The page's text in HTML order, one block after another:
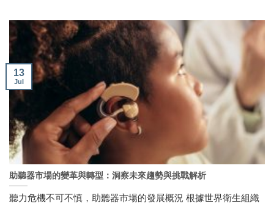
助聽器市場的變革與轉型：洞察未來趨勢與挑戰解析
聽力危機不可不慎，助聽器市場的發展概況 根據世界衛生組織
13
Jul